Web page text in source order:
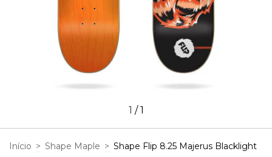
1 /1
Início > Shape Maple > Shape Flip 8.25 Majerus Blacklight